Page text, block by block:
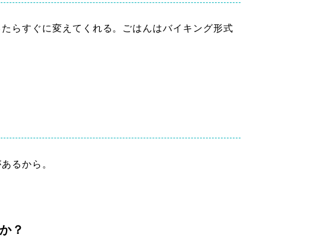
らすぐに変えてくれる。ごはんはバイキング形式
るから。
？